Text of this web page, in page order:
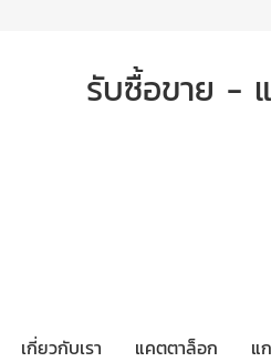
รับซื้อขาย -
เกี่ยวกับเรา แคตตาล็อก แ